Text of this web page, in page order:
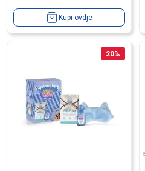
Kupi ovdje
20%